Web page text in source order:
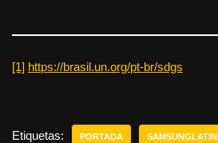
[1] https://brasil.un.org/pt-br/sdgs
Etiquetas: PORTADA SAMSUNGLATIN